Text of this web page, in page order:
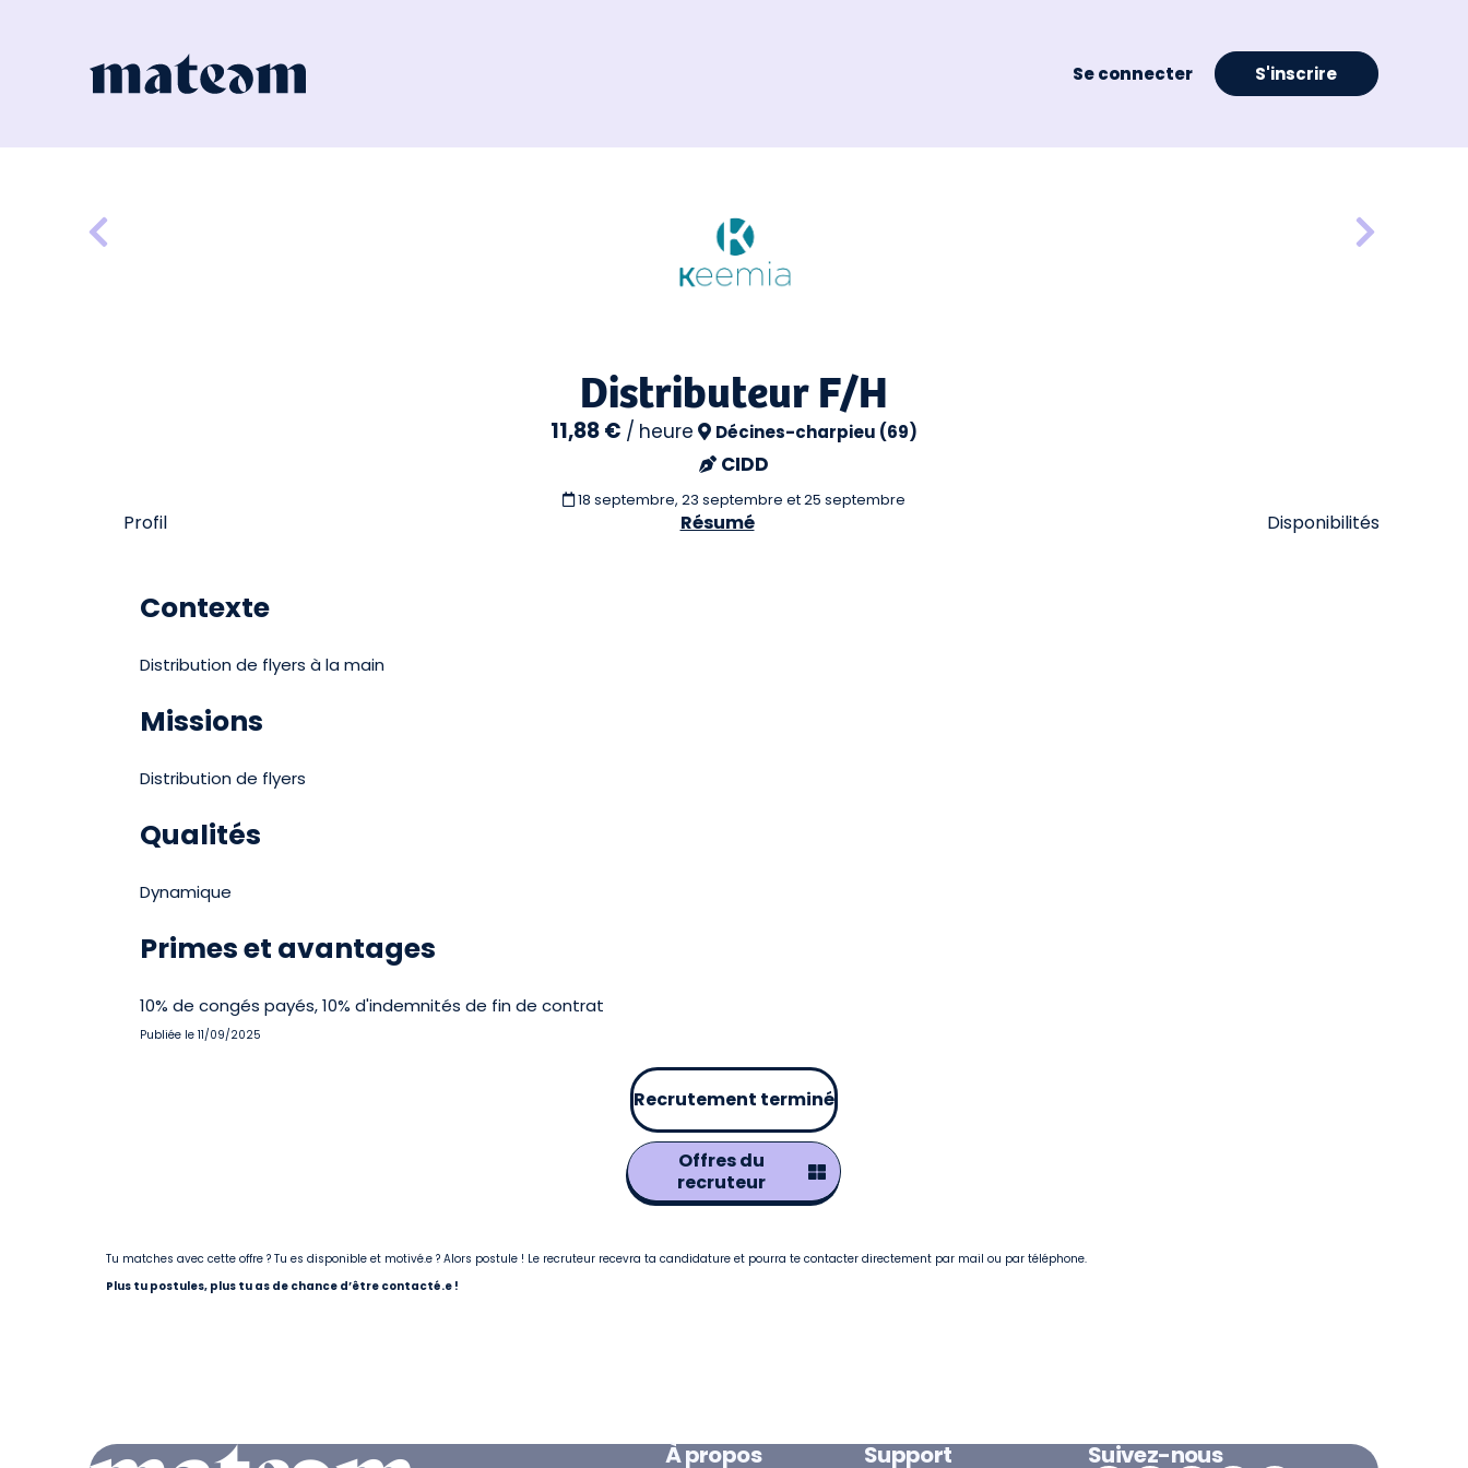
Se connecter S'inscrire
Distributeur F/H
11,88 € / heure Décines-charpieu (69)
CIDD
18 septembre, 23 septembre et 25 septembre
Profil Résumé Disponibilités
Contexte
Distribution de flyers à la main
Missions
Distribution de flyers
Qualités
Dynamique
Primes et avantages
10% de congés payés, 10% d'indemnités de fin de contrat
Publiée le 11/09/2025
Recrutement terminé
Offres du
recruteur
Tu matches avec cette offre ? Tu es disponible et motivé.e ? Alors postule ! Le recruteur recevra ta candidature et pourra te contacter directement par mail ou par téléphone.
Plus tu postules, plus tu as de chance d’être contacté.e !
À propos Support Suivez-nous